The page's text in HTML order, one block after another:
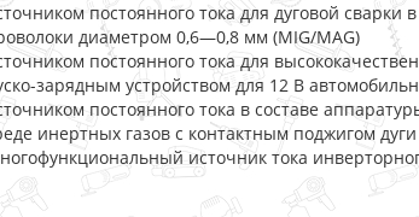
постоянного тока для дуговой
диаметром 0,6―0,8 мм (MIG/MAG)
постоянного тока для
зарядным устройством для 12 В
постоянного тока в составе
инертных газов с контактным поджигом дуги
источник тока